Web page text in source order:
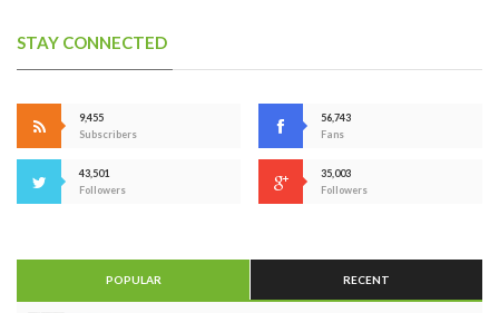
STAY CONNECTED
9,455
Subscribers
56,743
Fans
43,501
Followers
35,003
Followers
POPULAR RECENT